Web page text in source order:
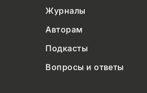
Журналы
Авторам
Подкасты
Вопросы и ответы